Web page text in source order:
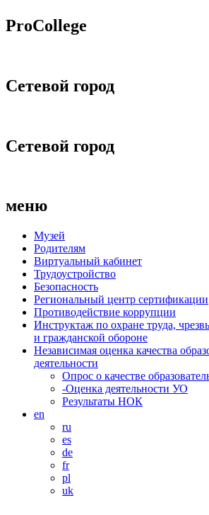
ProCollege
Сетевой город
Сетевой город
меню
Музей
Родителям
Виртуальный кабинет
Трудоустройство
Безопасность
Региональный центр сертификации
Противодействие коррупции
Инструктаж по охране труда,
и гражданской обороне
Независимая оценка качества
деятельности
Опрос о качестве
-Оценка деятельности УО
Результаты НОК
en
ru
es
de
fr
pl
uk